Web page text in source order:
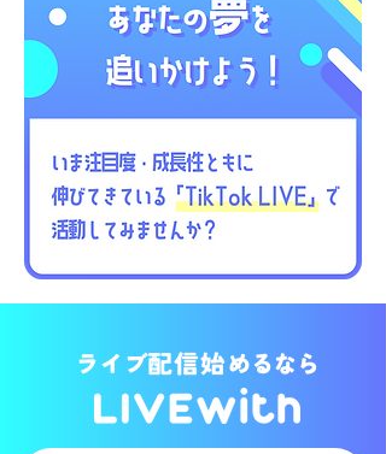
ライブ配信始めるなら